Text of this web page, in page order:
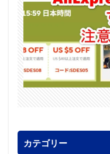
カテゴリー